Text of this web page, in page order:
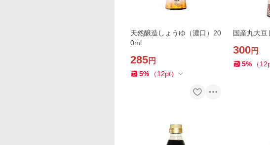
天然醸造しょうゆ（濃口）20
0ml
285円
5% （12pt）
国産丸大
300円
5% （12